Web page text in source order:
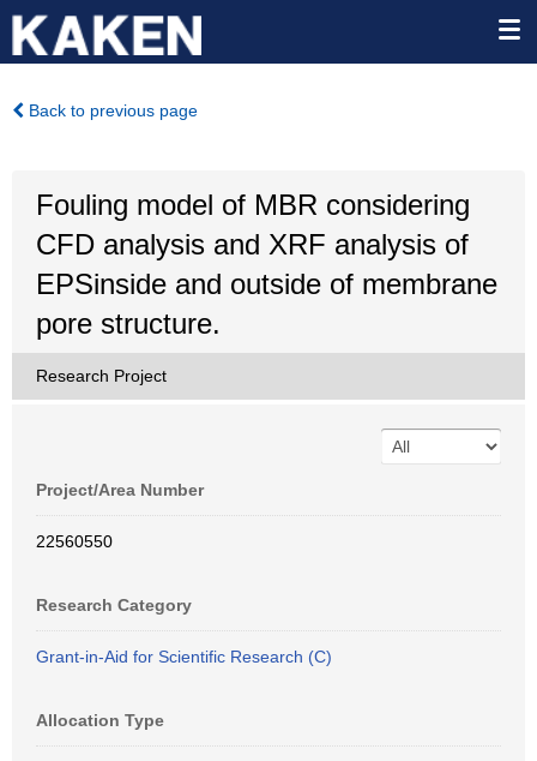
Back to previous page
Fouling model of MBR considering
CFD analysis and XRF analysis of
EPSinside and outside of membrane
pore structure.
Research Project
Project/Area Number
22560550
Research Category
Grant-in-Aid for Scientific Research (C)
Allocation Type